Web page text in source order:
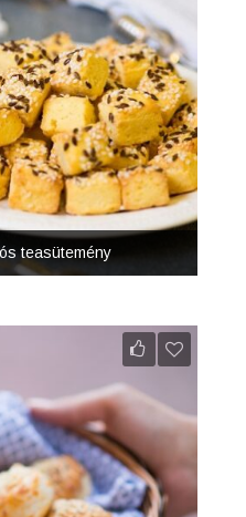
teasütemény